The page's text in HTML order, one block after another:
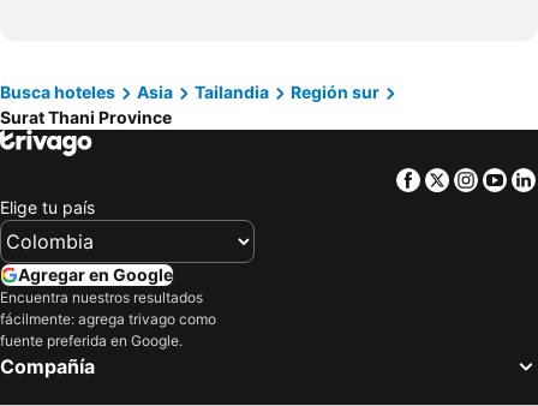
Hoteles en Portugal
Busca hoteles Asia Tailandia
Región sur
Surat Thani Province
Facebook
Twitter
Elige tu país
Agregar en Google
Encuentra nuestros resultados
fácilmente: agrega trivago como
fuente preferida en Google.
Compañía